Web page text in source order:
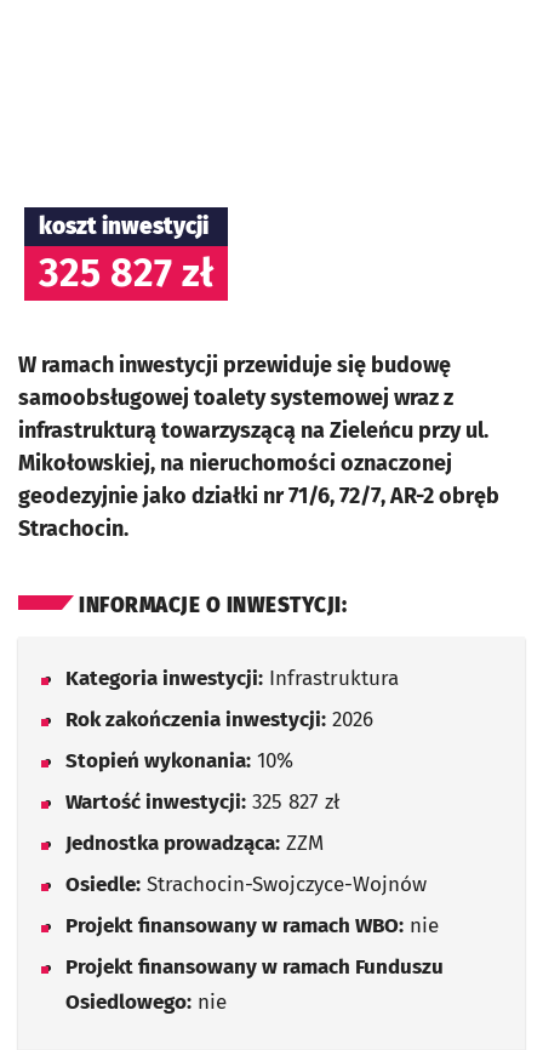
koszt inwestycji
325 827 zł
W ramach inwestycji przewiduje się budowę
samoobsługowej toalety systemowej wraz z
infrastrukturą towarzyszącą na Zieleńcu przy ul.
Mikołowskiej, na nieruchomości oznaczonej
geodezyjnie jako działki nr 71/6, 72/7, AR-2 obręb
Strachocin.
INFORMACJE O INWESTYCJI:
Kategoria inwestycji: Infrastruktura
Rok zakończenia inwestycji: 2026
Stopień wykonania: 10%
Wartość inwestycji: 325 827 zł
Jednostka prowadząca: ZZM
Osiedle: Strachocin-Swojczyce-Wojnów
Projekt finansowany w ramach WBO: nie
Projekt finansowany w ramach Funduszu
Osiedlowego: nie